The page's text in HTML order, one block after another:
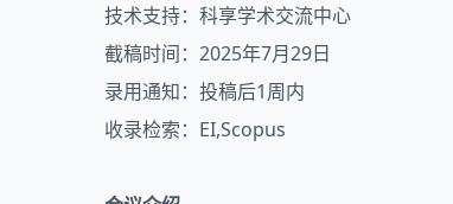
技术支持：科享学术交流中心
截稿时间：2025年7月29日
录用通知：投稿后1周内
收录检索：EI,Scopus